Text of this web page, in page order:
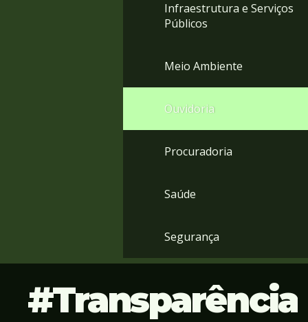
Infraestrutura e Serviços
Públicos
Meio Ambiente
Ouvidoria
Procuradoria
Saúde
Segurança
Transparência